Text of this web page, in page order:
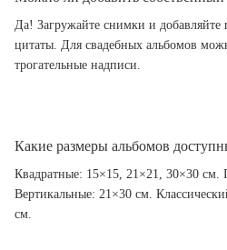
Да! Загружайте снимки и
цитаты. Для свадебных альбомов
трогательные надписи.
Какие размеры альбомов
Квадратные: 15×15, 21×21, 30×30 см.
Вертикальные: 21×30 см.
см.